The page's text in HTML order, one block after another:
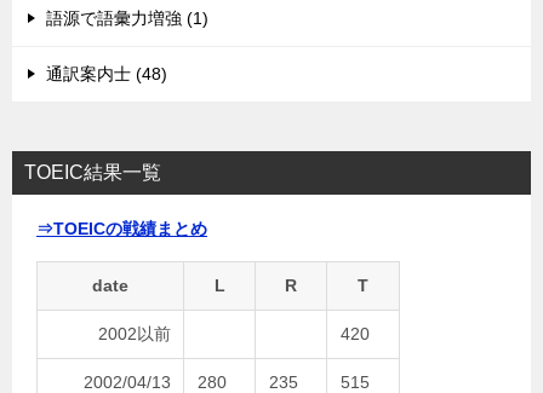
語源で語彙力増強 (1)
通訳案内士 (48)
TOEIC結果一覧
⇒TOEICの戦績まとめ
date L R T
2002以前 420
2002/04/13 280 235 515